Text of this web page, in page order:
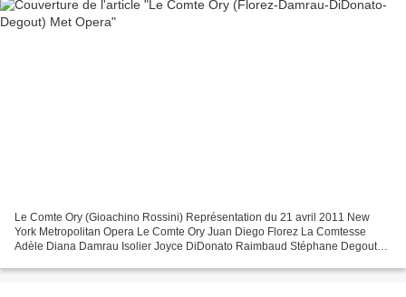
Le Comte Ory (Gioachino Rossini) Représentation du 21 avril 2011 New
York Metropolitan Opera Le Comte Ory Juan Diego Florez La Comtesse
Adèle Diana Damrau Isolier Joyce DiDonato Raimbaud Stéphane Degout